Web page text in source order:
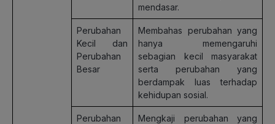
mendasar.
Perubahan
Kecil dan
Perubahan
Besar
Membahas perubahan yang
hanya memengaruhi
sebagian kecil masyarakat
serta perubahan yang
berdampak luas terhadap
kehidupan sosial.
Perubahan
Mengkaji perubahan yang